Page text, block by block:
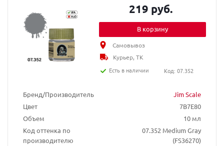
Бренд/Производитель
Jim Scale
Цвет
7B7E80
Объем
10 мл
Код оттенка по
производителю
07.352 Medium Gray
(FS36270)
219 руб.
В корзину
Самовывоз
Курьер, ТК
Есть в наличии
Код: 07.352